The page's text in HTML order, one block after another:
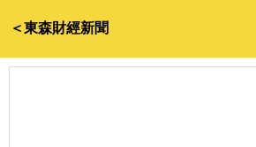
＜東森財經新聞